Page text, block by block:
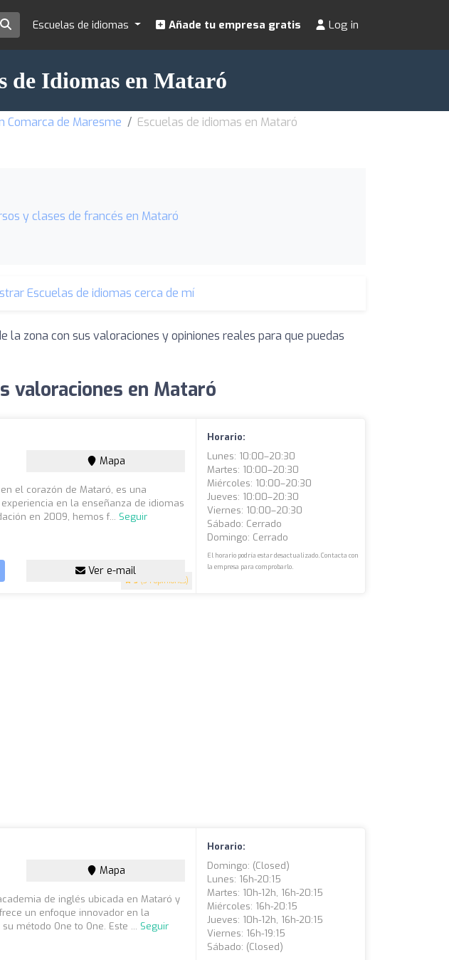
Escuelas de idiomas Añade tu empresa gratis Log in
de Idiomas en Mataró
Comarca de Maresme Escuelas de idiomas en Mataró
y clases de francés en Mataró
Escuelas de idiomas cerca de mí
la zona con sus valoraciones y opiniones reales para que puedas
valoraciones en Mataró
5 (34 opiniones)
Mapa
el corazón de Mataró, es una
en la enseñanza de idiomas
en 2009, hemos f... Seguir
Ver e-mail
Horario:
Lunes: 10:00–20:30
Martes: 10:00–20:30
Miércoles: 10:00–20:30
Jueves: 10:00–20:30
Viernes: 10:00–20:30
Sábado: Cerrado
Domingo: Cerrado
El horario podría estar desactualizado. Contacta con
la empresa para comprobarlo.
Mapa
de inglés ubicada en Mataró y
un enfoque innovador en la
método One to One. Este ... Seguir
Horario:
Domingo: (closed)
Lunes: 16h-20:15
Martes: 10h-12h, 16h-20:15
Miércoles: 16h-20:15
Jueves: 10h-12h, 16h-20:15
Viernes: 16h-19:15
Sábado: (closed)